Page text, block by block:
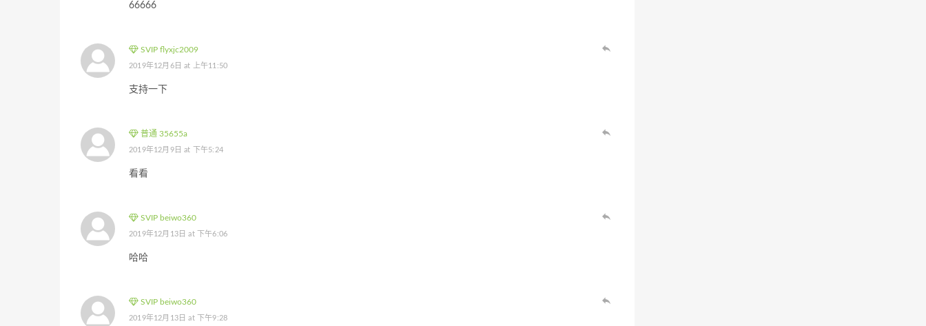
66666
SVIP flyxjc2009
2019年12月6日 at 上午11:50
支持一下
普通 35655a
2019年12月9日 at 下午5:24
看看
SVIP beiwo360
2019年12月13日 at 下午6:06
哈哈
SVIP beiwo360
2019年12月13日 at 下午9:28